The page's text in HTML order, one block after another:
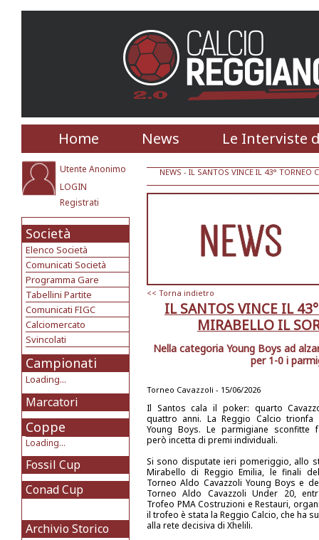
Home News Le Interviste
Utente Anonimo
LOGIN
Registrati
Società
Elenco Società
Comunicati Società
Programma Gare
Tabellini Partite
Comunicati FIGC
Calciomercato
Svincolati
Campionati
Loading...
Marcatori
Coppe
Loading...
Fossil Cup
Conad Cup
Archivio Storico
NEWS - IL SANTOS VINCE IL 43° TORNEO
<< Torna indietro
IL SANTOS VINCE IL
MIRABELLO IL
Nella categoria Young Boys ad
per 1-0 i
Torneo Cavazzoli - 15/06/2026
Il Santos cala il poker: quarto
quattro anni. La Reggio Calcio trionfa
Young Boys. Le parmigiane sconfitte
però incetta di premi individuali.
Si sono disputate ieri pomeriggio, allo
Mirabello di Reggio Emilia, le finali
Torneo Aldo Cavazzoli Young Boys e
Torneo Aldo Cavazzoli Under 20,
Trofeo PMA Costruzioni e Restauri,
il trofeo è stata la Reggio Calcio, che ha
alla rete decisiva di Xhelili.